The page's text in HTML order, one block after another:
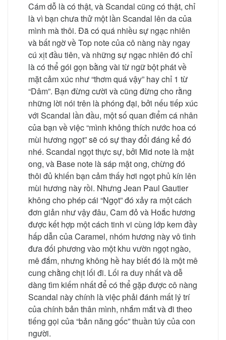
Cám dỗ là có thật, và Scandal cũng có thật, chỉ
là vì bạn chưa thử một lần Scandal lên da của
mình mà thôi. Đã có quá nhiều sự ngạc nhiên
và bất ngờ về Top note của cô nàng này ngay
cú xịt đầu tiên, và những sự ngạc nhiên đó chỉ
là có thể gói gọn bằng vài từ ngữ bột phát về
mặt cảm xúc như “thơm quá vậy” hay chỉ 1 từ
“Dâm”. Bạn đừng cười và cũng đừng cho rằng
những lời nói trên là phóng đại, bởi nếu tiếp xúc
với Scandal lần đầu, một số quan điểm cá nhân
của bạn về việc “mình không thích nước hoa có
mùi hương ngọt” sẽ có sự thay đổi đáng kể đó
nhé. Scandal ngọt thực sự, bởi Mid note là mật
ong, và Base note là sáp mật ong, chừng đó
thôi đủ khiến bạn cảm thấy hơi ngọt phủ kín lên
mùi hương này rồi. Nhưng Jean Paul Gautier
không cho phép cái “Ngọt” đó xảy ra một cách
đơn giản như vậy đâu, Cam đỏ và Hoắc hương
được kết hợp một cách tinh vi cùng lớp kem đầy
hấp dẫn của Caramel, nhóm hương này vô tình
đưa đối phương vào một khu vườn ngọt ngào,
mê đắm, nhưng không hề hay biết đó là một mê
cung chằng chịt lối đi. Lối ra duy nhất và dễ
dàng tìm kiếm nhất để có thể gặp được cô nàng
Scandal này chính là việc phải đánh mất lý trí
của chính bản thân mình, nhắm mắt và đi theo
tiếng gọi của “bản năng gốc” thuần túy của con
người.